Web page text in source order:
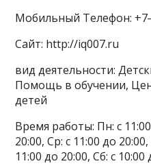
Мобильный Телефон:
Сайт: http://iq007.ru
вид деятельности:
Помощь в обучении,
детей
Время работы: Пн: с
20:00, Ср: с 11:00 до
11:00 до 20:00, Сб: с